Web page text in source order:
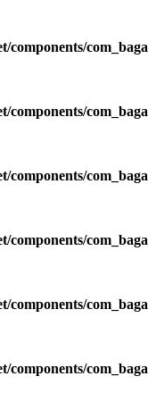
components/
components/
components/
components/
components/
components/